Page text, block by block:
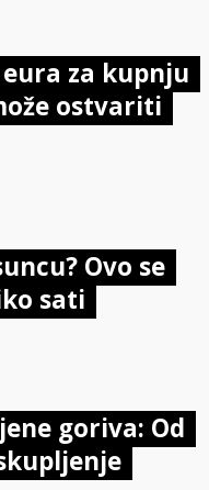
eura za kupnju
ostvariti
Ovo se
sati
goriva: Od